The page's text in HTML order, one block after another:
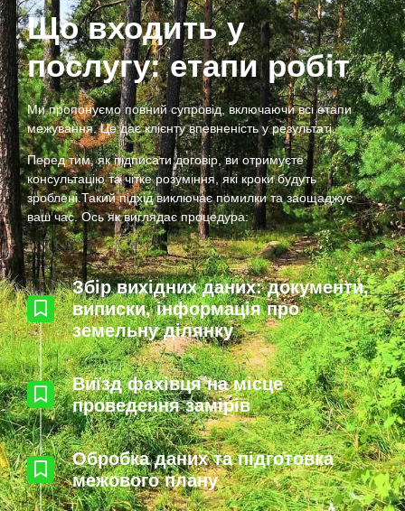
Що входить у
послугу: етапи робіт
Ми пропонуємо повний супровід, включаючи всі етапи
межування. Це дає клієнту впевненість у результаті.
Перед тим, як підписати договір, ви отримуєте
консультацію та чітке розуміння, які кроки будуть
зроблені.Такий підхід виключає помилки та заощаджує
ваш час. Ось як виглядає процедура:
Збір вихідних даних: документи,
виписки, інформація про
земельну ділянку
Виїзд фахівця на місце
проведення замірів
Обробка даних та підготовка
межового плану